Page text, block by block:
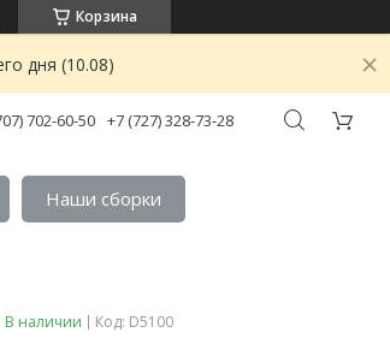
Корзина
дня (10.08)
702-60-50 +7 (727) 328-73-28
Наши сборки
В наличии Код: D5100